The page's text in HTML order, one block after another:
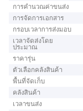
การคำนวณค่าขนส่ง
การจัดการเอกสาร
กรอบเวลาการส่งมอบ
เวลาจัดส่งโดย
ประมาณ
ราคารุ่น
ตัวเลือกคลังสินค้า
พื้นที่จัดเก็บ
คลังสินค้า
เวลาขนส่ง